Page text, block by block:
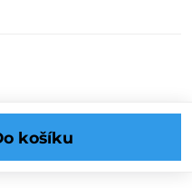
Do košíku